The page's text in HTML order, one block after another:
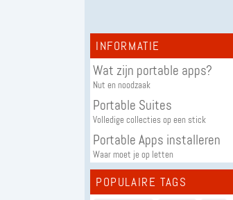
INFORMATIE
Wat zijn portable apps?
Nut en noodzaak
Portable Suites
Volledige collecties op een stick
Portable Apps installeren
Waar moet je op letten
POPULAIRE TAGS